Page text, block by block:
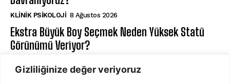
Gizliliğinize değer veriyoruz
KLINIK PSIKOLOJI 8 Ağustos 2026
Ekstra Büyük Boy Seçmek Neden Yüksek Statü
Görünümü Veriyor?